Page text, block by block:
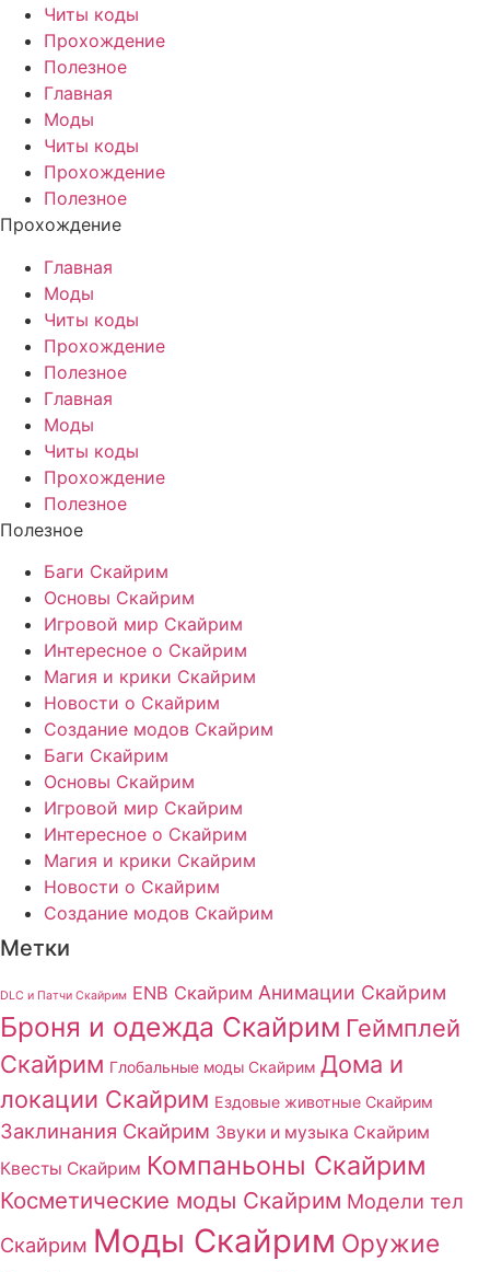
Читы коды
Прохождение
Полезное
Главная
Моды
Читы коды
Прохождение
Полезное
Прохождение
Главная
Моды
Читы коды
Прохождение
Полезное
Главная
Моды
Читы коды
Прохождение
Полезное
Полезное
Баги Скайрим
Основы Скайрим
Игровой мир Скайрим
Интересное о Скайрим
Магия и крики Скайрим
Новости о Скайрим
Создание модов Скайрим
Баги Скайрим
Основы Скайрим
Игровой мир Скайрим
Интересное о Скайрим
Магия и крики Скайрим
Новости о Скайрим
Создание модов Скайрим
Метки
DLC и Патчи Скайрим ENB Скайрим Анимации Скайрим
Броня и одежда Скайрим Геймплей
Скайрим Глобальные моды Скайрим Дома и
локации Скайрим Ездовые животные Скайрим
Заклинания Скайрим Звуки и музыка Скайрим
Квесты Скайрим Компаньоны Скайрим
Косметические моды Скайрим Модели тел
Скайрим Моды Скайрим Оружие